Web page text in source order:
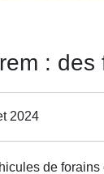
: des
2024
de